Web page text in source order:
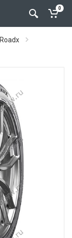
0
Roadx